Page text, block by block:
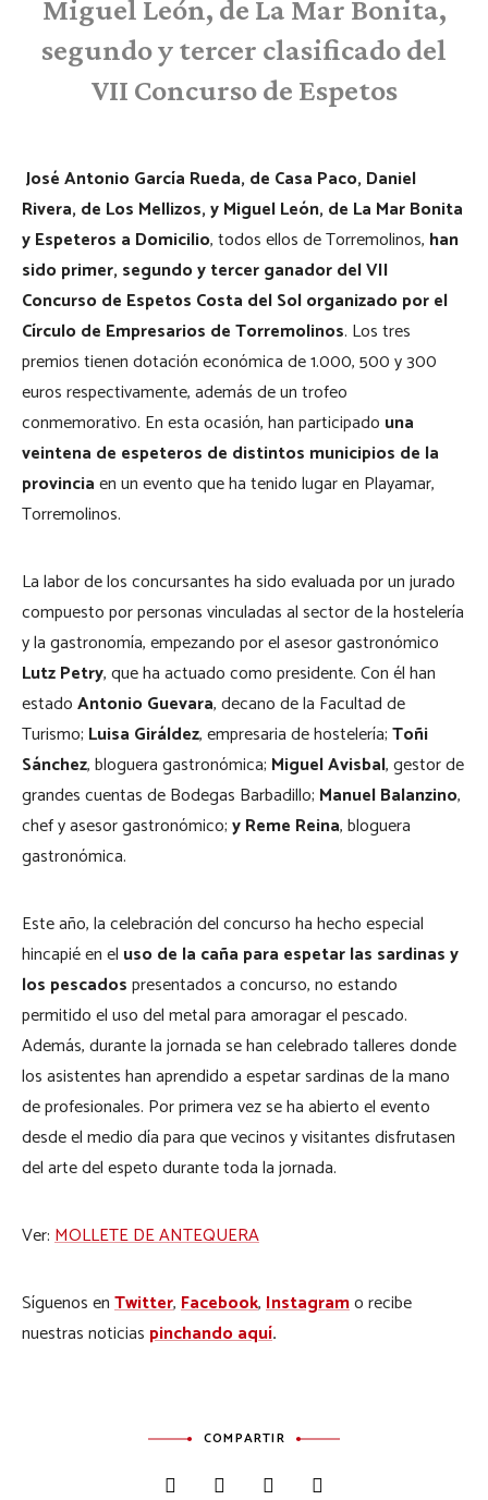
Miguel León, de La Mar Bonita,
segundo y tercer clasificado del
VII Concurso de Espetos
José Antonio García Rueda, de Casa Paco, Daniel
Rivera, de Los Mellizos, y Miguel León, de La Mar Bonita
y Espeteros a Domicilio, todos ellos de Torremolinos, han
sido primer, segundo y tercer ganador del VII
Concurso de Espetos Costa del Sol organizado por el
Círculo de Empresarios de Torremolinos. Los tres
premios tienen dotación económica de 1.000, 500 y 300
euros respectivamente, además de un trofeo
conmemorativo. En esta ocasión, han participado una
veintena de espeteros de distintos municipios de la
provinciaen un evento que ha tenido lugar en Playamar,
Torremolinos.
La labor de los concursantes ha sido evaluada por un jurado
compuesto por personas vinculadas al sector de la hostelería
y la gastronomía, empezando por el asesor gastronómico
Lutz Petry, que ha actuado como presidente. Con él han
estadoAntonio Guevara, decano de la Facultad de
Turismo; Luisa Giráldez, empresaria de hostelería;Toñi
Sánchez, bloguera gastronómica; Miguel Avisbal, gestor de
grandes cuentas de Bodegas Barbadillo; Manuel Balanzino,
chef y asesor gastronómico;y Reme Reina, bloguera
gastronómica.
Este año, la celebración del concurso ha hecho especial
hincapié en el uso de la caña para espetar las sardinas y
los pescadospresentados a concurso, no estando
permitido el uso del metal para amoragar el pescado.
Además, durante la jornada se han celebrado talleres donde
los asistentes han aprendido a espetar sardinas de la mano
de profesionales. Por primera vez se ha abierto el evento
desde el medio día para que vecinos y visitantes disfrutasen
del arte del espeto durante toda la jornada.
Ver:MOLLETE DE ANTEQUERA
Síguenos enTwitter,Facebook,Instagramo recibe
nuestras noticias pinchando aquí.
COMPARTIR